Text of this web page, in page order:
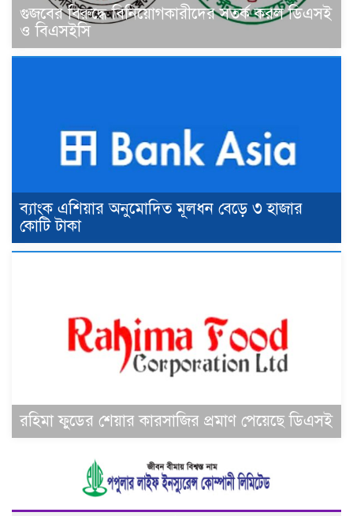
গুজবের বিরুদ্ধে বিনিয়োগকারীদের সতর্ক করল ডিএসই
ও বিএসইসি
ব্যাংক এশিয়ার অনুমোদিত মূলধন বেড়ে ৩ হাজার
কোটি টাকা
রহিমা ফুডের শেয়ার কারসাজির প্রমাণ পেয়েছে ডিএসই